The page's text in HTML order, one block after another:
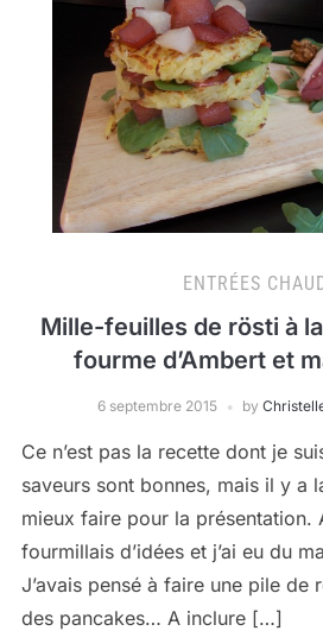
ENTRÉES
Mille-feuilles de rösti à
fourme d’Ambert et
6 septembre 2015 by
Ce n’est pas la recette dont je
saveurs sont bonnes, mais il y a
mieux faire pour la présentation.
fourmillais d’idées et j’ai eu du
J’avais pensé à faire une pile de
des pancakes… A inclure […]